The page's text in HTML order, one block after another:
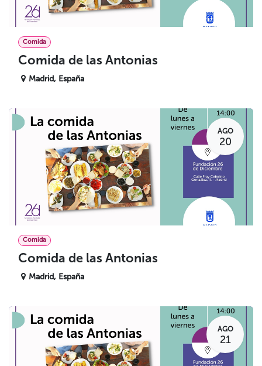
Comida
Comida de las Antonias
Madrid, España
AGO
20
Comida
Comida de las Antonias
Madrid, España
AGO
21